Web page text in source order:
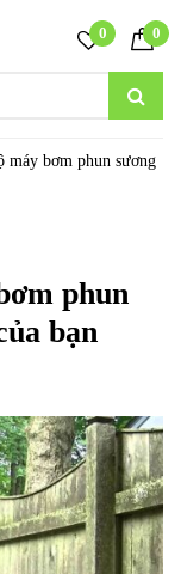
0 0
máy bơm phun sương
phun
bạn